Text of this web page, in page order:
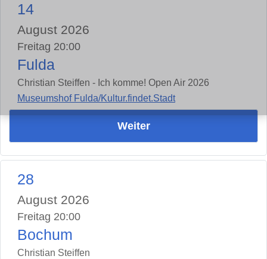
14
August 2026
Freitag 20:00
Fulda
Christian Steiffen - Ich komme! Open Air 2026
Museumshof Fulda/Kultur.findet.Stadt
Weiter
28
August 2026
Freitag 20:00
Bochum
Christian Steiffen